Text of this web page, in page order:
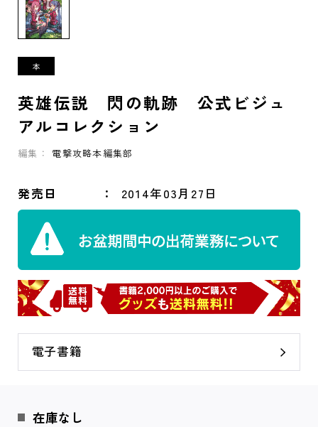
英雄伝説 閃の軌跡 公式ビジュ
アルコレクション
編集： 電撃攻略本編集部
発売日 2014年03月27日
電子書籍
在庫なし